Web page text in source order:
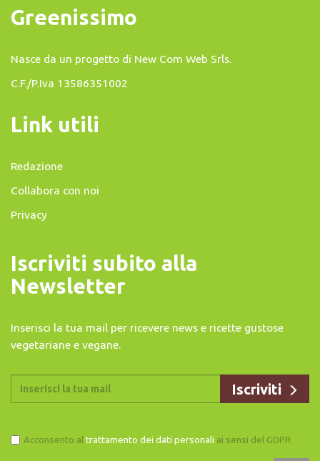
Greenissimo
Nasce da un progetto di New Com Web Srls.
C.F./P.Iva 13586351002
Link utili
Redazione
Collabora con noi
Privacy
Iscriviti subito alla
Newsletter
Inserisci la tua mail per ricevere news e ricette gustose
vegetariane e vegane.
Acconsento altrattamento dei dati personali ai sensi del GDPR